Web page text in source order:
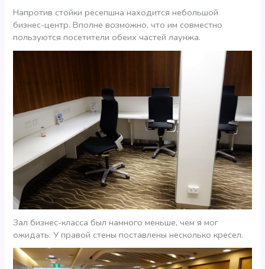
Напротив стойки ресепшна находится небольшой
бизнес-центр. Вполне возможно, что им совместно
пользуются посетители обеих частей лаунжа.
Зал бизнес-класса был намного меньше, чем я мог
ожидать. У правой стены поставлены несколько кресел.